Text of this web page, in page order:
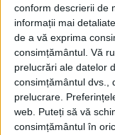
conform descrierii de
informații mai
de a vă exprima
consimțământul. Vă
prelucrări ale datelor
consimțământul dvs.,
prelucrare.
web. Puteți să vă
consimțământul în